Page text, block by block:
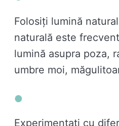
Folosiți lumină
naturală este
lumină asupra poza,
umbre moi,
Experimentați cu